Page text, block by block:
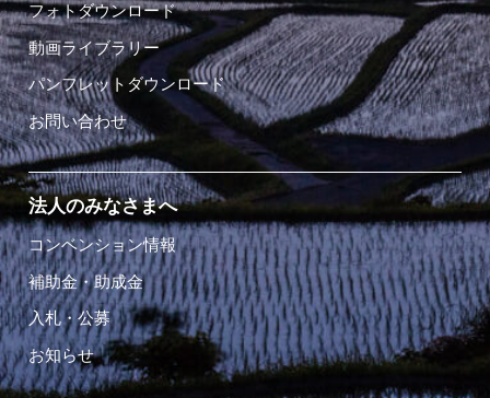
フォトダウンロード
動画ライブラリー
パンフレットダウンロード
お問い合わせ
法人のみなさまへ
コンベンション情報
補助金・助成金
入札・公募
お知らせ